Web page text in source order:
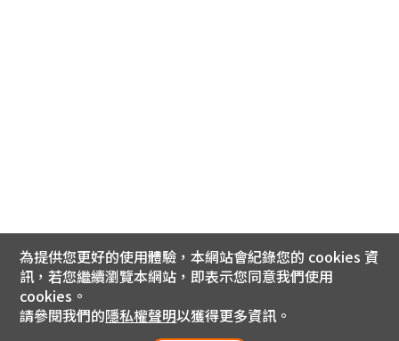
為提供您更好的使用體驗，本網站會紀錄您的 cookies 資
訊，若您繼續瀏覽本網站，即表示您同意我們使用
cookies。
請參閱我們的隱私權聲明以獲得更多資訊。